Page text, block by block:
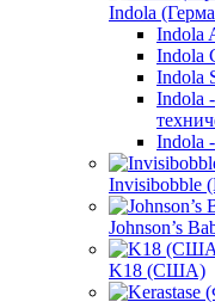
Indola
Indola
Indola
Indola
Indola
Indola
Invisibobble
Johnson’s
K18 (США)